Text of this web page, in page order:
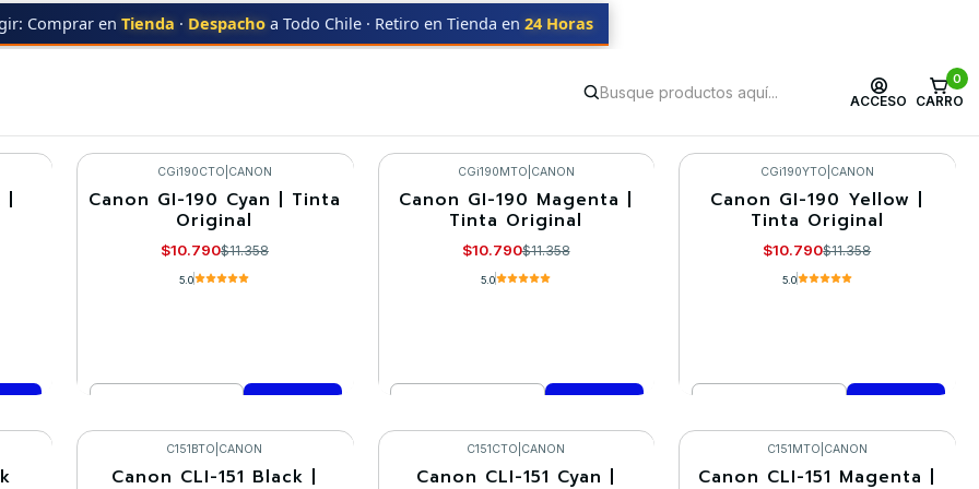
ACCESO
0
CARRO
Comprar en Tienda · Despacho a Todo Chile · Retiro en Tienda en 24 Horas
CANON
| -5%
CGi190CTO CANON
Canon GI-190 Cyan | Tinta
Original
$10.790$11.358
5.0
Comprar ahora
-5%
CGi190MTO CANON
Canon GI-190 Magenta |
Tinta Original
$10.790$11.358
5.0
Comprar ahora
-5%
CGi190YTO CANON
Canon GI-190 Yellow |
Tinta Original
$10.790$11.358
5.0
Comprar ahora
-5%
C151BTO CANON
Canon CLI-151 Black | -5%
C151CTO CANON
Canon CLI-151 Cyan | -5%
C151MTO CANON
Canon CLI-151 Magenta |